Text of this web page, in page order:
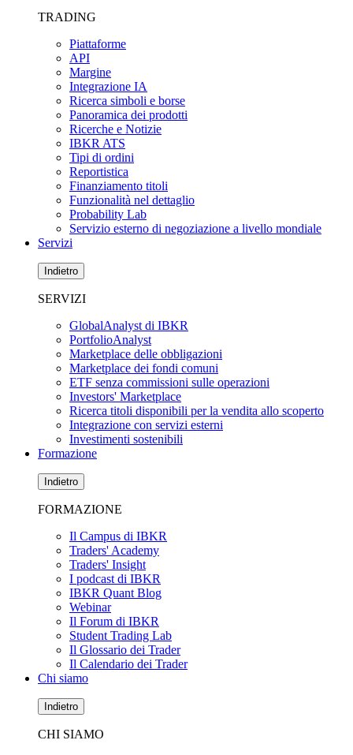
TRADING
Piattaforme
API
Margine
Integrazione IA
Ricerca simboli e borse
Panoramica dei prodotti
Ricerche e Notizie
IBKR ATS
Tipi di ordini
Reportistica
Finanziamento titoli
Funzionalità nel dettaglio
Probability Lab
Servizio esterno di negoziazione a livello mondiale
Servizi
Indietro
SERVIZI
GlobalAnalyst di IBKR
PortfolioAnalyst
Marketplace delle obbligazioni
Marketplace dei fondi comuni
ETF senza commissioni sulle operazioni
Investors' Marketplace
Ricerca titoli disponibili per la vendita allo scoperto
Integrazione con servizi esterni
Investimenti sostenibili
Formazione
Indietro
FORMAZIONE
Il Campus di IBKR
Traders' Academy
Traders' Insight
I podcast di IBKR
IBKR Quant Blog
Webinar
Il Forum di IBKR
Student Trading Lab
Il Glossario dei Trader
Il Calendario dei Trader
Chi siamo
Indietro
CHI SIAMO